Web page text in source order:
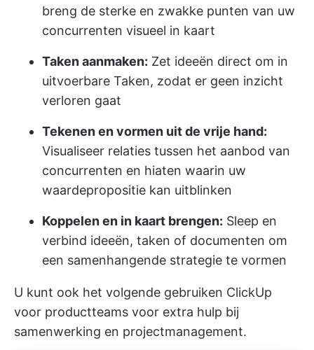
breng de sterke en zwakke punten van uw
concurrenten visueel in kaart
Taken aanmaken: Zet ideeën direct om in
uitvoerbare Taken, zodat er geen inzicht
verloren gaat
Tekenen en vormen uit de vrije hand:
Visualiseer relaties tussen het aanbod van
concurrenten en hiaten waarin uw
waardepropositie kan uitblinken
Koppelen en in kaart brengen: Sleep en
verbind ideeën, taken of documenten om
een samenhangende strategie te vormen
U kunt ook het volgende gebruiken ClickUp
voor productteams voor extra hulp bij
samenwerking en projectmanagement.